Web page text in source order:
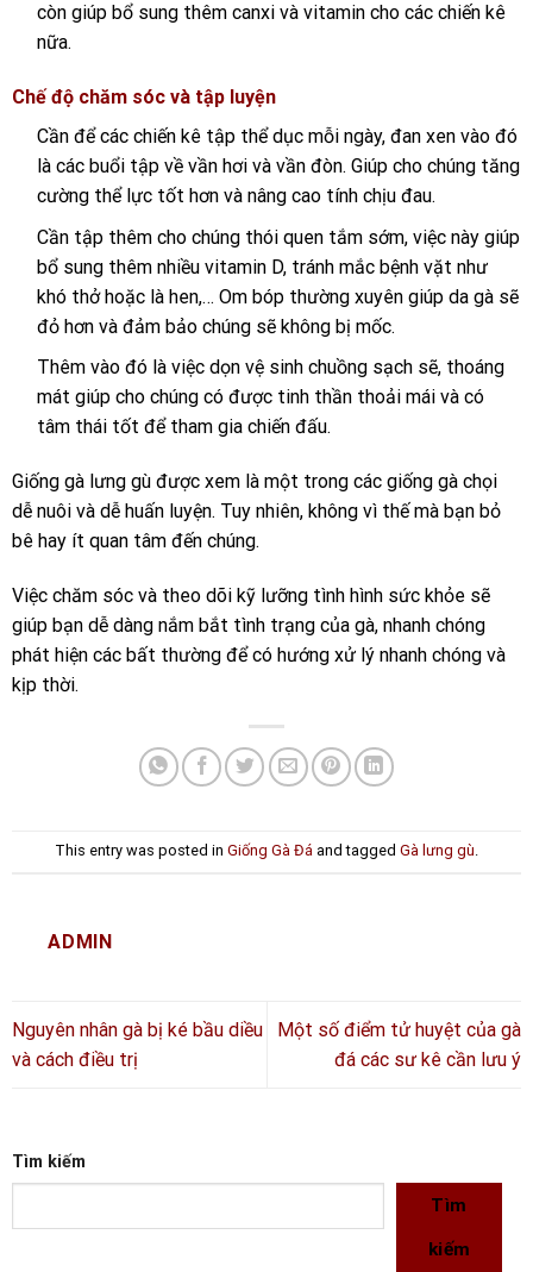
còn giúp bổ sung thêm canxi và vitamin cho các chiến kê
nữa.
Chế độ chăm sóc và tập luyện
Cần để các chiến kê tập thể dục mỗi ngày, đan xen vào đó
là các buổi tập về vần hơi và vần đòn. Giúp cho chúng tăng
cường thể lực tốt hơn và nâng cao tính chịu đau.
Cần tập thêm cho chúng thói quen tắm sớm, việc này giúp
bổ sung thêm nhiều vitamin D, tránh mắc bệnh vặt như
khó thở hoặc là hen,… Om bóp thường xuyên giúp da gà sẽ
đỏ hơn và đảm bảo chúng sẽ không bị mốc.
Thêm vào đó là việc dọn vệ sinh chuồng sạch sẽ, thoáng
mát giúp cho chúng có được tinh thần thoải mái và có
tâm thái tốt để tham gia chiến đấu.
Giống gà lưng gù được xem là một trong các giống gà chọi
dễ nuôi và dễ huấn luyện. Tuy nhiên, không vì thế mà bạn bỏ
bê hay ít quan tâm đến chúng.
Việc chăm sóc và theo dõi kỹ lưỡng tình hình sức khỏe sẽ
giúp bạn dễ dàng nắm bắt tình trạng của gà, nhanh chóng
phát hiện các bất thường để có hướng xử lý nhanh chóng và
kịp thời.
This entry was posted in Giống Gà Đá and tagged Gà lưng gù.
ADMIN
Nguyên nhân gà bị ké bầu diều
và cách điều trị
Một số điểm tử huyệt của gà
đá các sư kê cần lưu ý
Tìm kiếm
Tìm
kiếm